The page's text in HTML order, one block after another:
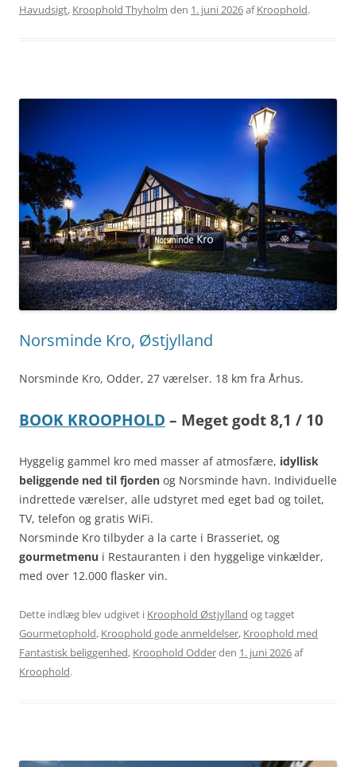
Havudsigt, Kroophold Thyholm den 1. juni 2026afKroophold.
Norsminde Kro, Østjylland
Norsminde Kro, Odder, 27 værelser. 18 km fra Århus.
BOOK KROOPHOLD – Meget godt 8,1 / 10
Hyggelig gammel kro med masser af atmosfære, idyllisk
beliggende ned til fjorden og Norsminde havn. Individuelle
indrettede værelser, alle udstyret med eget bad og toilet,
TV, telefon og gratis WiFi.
Norsminde Kro tilbyder a la carte i Brasseriet, og
gourmetmenu i Restauranten i den hyggelige vinkælder,
med over 12.000 flasker vin.
Dette indlæg blev udgivet i Kroophold Østjylland og tagget
Gourmetophold, Kroophold gode anmeldelser, Kroophold med
Fantastisk beliggenhed, Kroophold Odderden 1. juni 2026af
Kroophold.